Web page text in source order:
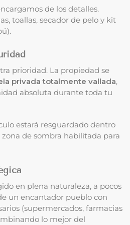
de los detalles.
toallas, secador de pelo y kit
prioridad. La propiedad se
privada totalmente vallada,
absoluta durante toda tu
estará resguardado dentro
de sombra habilitada para
en plena naturaleza, a pocos
un encantador pueblo con
(supermercados, farmacias
lo mejor del